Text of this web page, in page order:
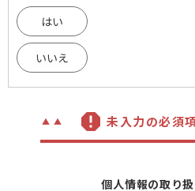
はい
いいえ
未入力の必須
個人情報の取り